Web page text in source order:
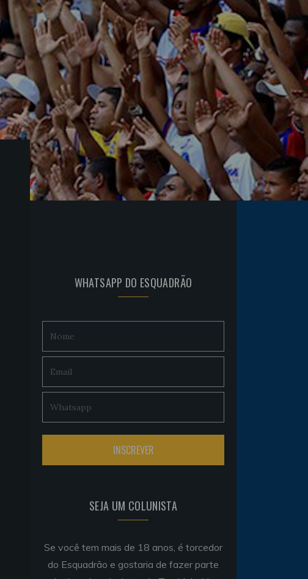
WHATSAPP DO ESQUADRÃO
SEJA UM COLUNISTA
Se você tem mais de 18 anos, é torcedor
do Esquadrão e gostaria de fazer parte